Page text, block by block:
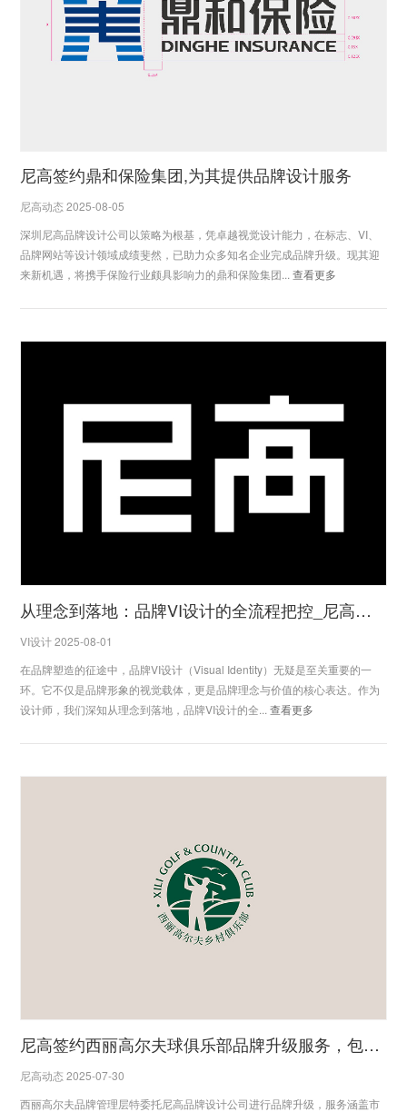
尼高签约鼎和保险集团,为其提供品牌设计服务
尼高动态 2025-08-05
深圳尼高品牌设计公司以策略为根基，凭卓越视觉设计能力，在标志、VI、
品牌网站等设计领域成绩斐然，已助力众多知名企业完成品牌升级。现其迎
来新机遇，将携手保险行业颇具影响力的鼎和保险集团...查看更多
从理念到落地：品牌VI设计的全流程把控_尼高品牌设计公司
VI设计 2025-08-01
在品牌塑造的征途中，品牌VI设计（Visual Identity）无疑是至关重要的一
环。它不仅是品牌形象的视觉载体，更是品牌理念与价值的核心表达。作为
设计师，我们深知从理念到落地，品牌VI设计的全...查看更多
尼高签约西丽高尔夫球俱乐部品牌升级服务，包含品牌策略、品牌VI设计等
尼高动态 2025-07-30
西丽高尔夫品牌管理层特委托尼高品牌设计公司进行品牌升级，服务涵盖市